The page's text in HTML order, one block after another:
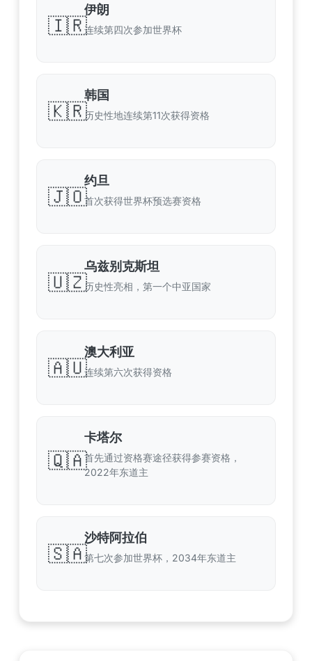
🇮🇷
伊朗
连续第四次参加世界杯
🇰🇷
韩国
历史性地连续第11次获得资格
🇯🇴
约旦
首次获得世界杯预选赛资格
🇺🇿
乌兹别克斯坦
历史性亮相，第一个中亚国家
🇦🇺
澳大利亚
连续第六次获得资格
🇶🇦
卡塔尔
首先通过资格赛途径获得参赛资格，
2022年东道主
🇸🇦
沙特阿拉伯
第七次参加世界杯，2034年东道主